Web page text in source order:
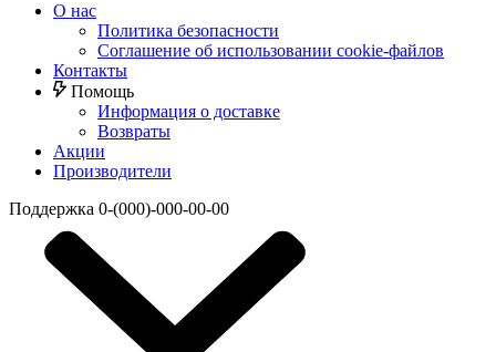
О нас
Политика безопасности
Соглашение об использовании cookie-файлов
Контакты
Помощь
Информация о доставке
Возвраты
Акции
Производители
Поддержка 0-(000)-000-00-00